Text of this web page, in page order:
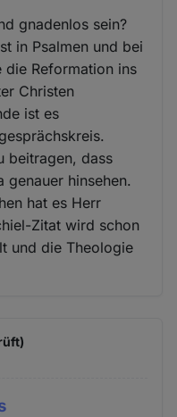
gnadenlos sein?
in Psalmen und bei
die Reformation ins
Christen
ist es
beitragen, dass
genauer hinsehen.
hat es Herr
Zitat wird schon
und die Theologie